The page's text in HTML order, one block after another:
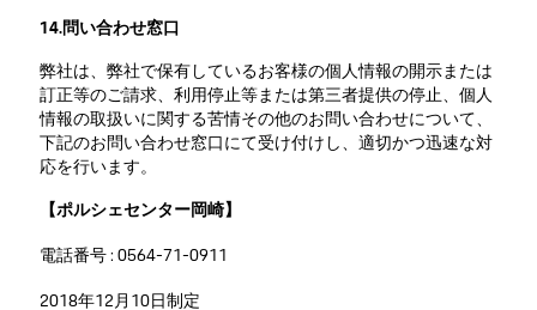
14.問い合わせ窓口
弊社は、弊社で保有しているお客様の個人情報の開示または
訂正等のご請求、利用停止等または第三者提供の停止、個人
情報の取扱いに関する苦情その他のお問い合わせについて、
下記のお問い合わせ窓口にて受け付けし、適切かつ迅速な対
応を行います。
【ポルシェセンター岡崎】
電話番号 : 0564-71-0911
2018年12月10日制定